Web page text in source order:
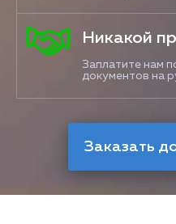
Никакой
Заплатите нам
документов на